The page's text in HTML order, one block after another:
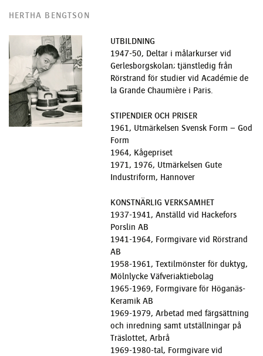
HERTHA BENGTSON
UTBILDNING
1947-50, Deltar i målarkurser vid
Gerlesborgskolan; tjänstledig från
Rörstrand för studier vid Académie de
la Grande Chaumière i Paris.
STIPENDIER OCH PRISER
1961, Utmärkelsen Svensk Form – God
Form
1964, Kågepriset
1971, 1976, Utmärkelsen Gute
Industriform, Hannover
KONSTNÄRLIG VERKSAMHET
1937-1941, Anställd vid Hackefors
Porslin AB
1941-1964, Formgivare vid Rörstrand
AB
1958-1961, Textilmönster för duktyg,
Mölnlycke Väfveriaktiebolag
1965-1969, Formgivare för Höganäs-
Keramik AB
1969-1979, Arbetad med färgsättning
och inredning samt utställningar på
Träslottet, Arbrå
1969-1980-tal, Formgivare vid